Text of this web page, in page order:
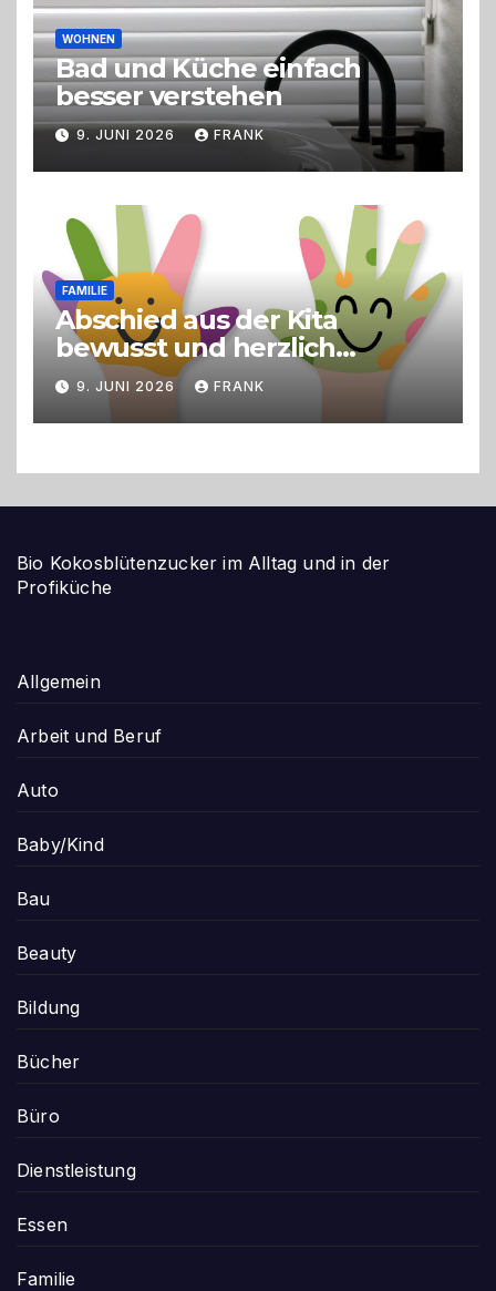
WOHNEN
Bad und Küche einfach
besser verstehen
9. JUNI 2026 FRANK
FAMILIE
Abschied aus der Kita
bewusst und herzlich
gestalten
9. JUNI 2026 FRANK
Bio Kokosblütenzucker im Alltag und in der
Profiküche
Allgemein
Arbeit und Beruf
Auto
Baby/Kind
Bau
Beauty
Bildung
Bücher
Büro
Dienstleistung
Essen
Familie